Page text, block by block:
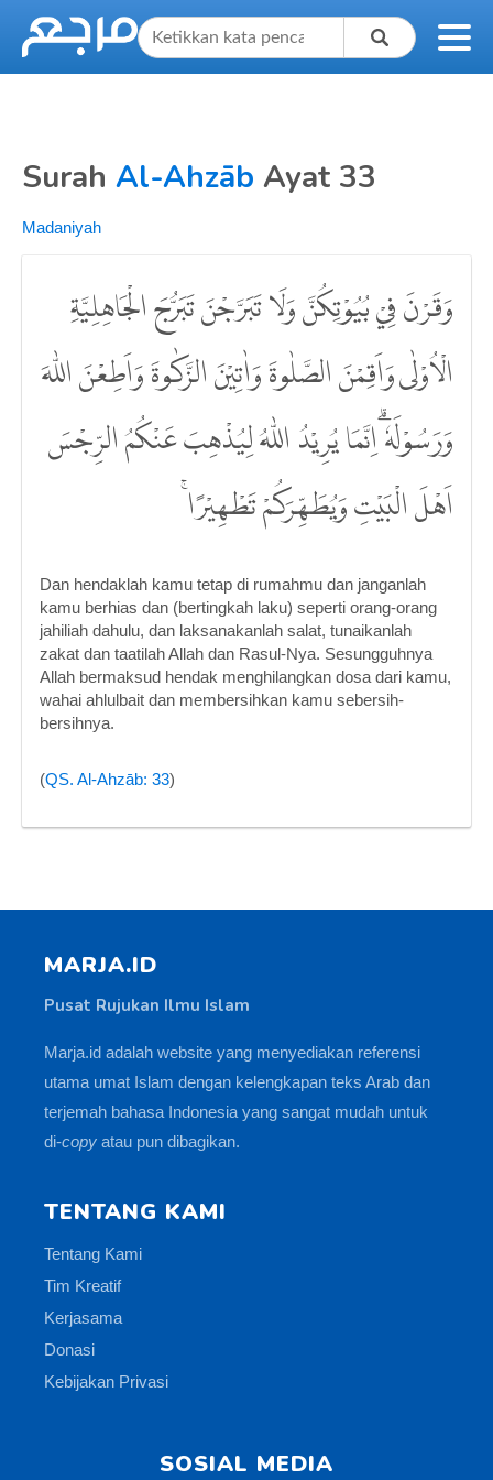
Surah Al-Ahzāb Ayat 33
Madaniyah
وَقَرْنَ فِيْ بُيُوْتِكُنَّ وَلَا تَبَرَّجْنَ تَبَرُّجَ الْجَاهِلِيَّةِ
الْاُوْلٰى وَاَقِمْنَ الصَّلٰوةَ وَاٰتِيْنَ الزَّكٰوةَ وَاَطِعْنَ اللّٰهَ
وَرَسُوْلَهٗ ۗاِنَّمَا يُرِيْدُ اللّٰهُ لِيُذْهِبَ عَنْكُمُ الرِّجْسَ
اَهْلَ الْبَيْتِ وَيُطَهِّرَكُمْ تَطْهِيْرًاۚ
Dan hendaklah kamu tetap di rumahmu dan janganlah
kamu berhias dan (bertingkah laku) seperti orang-orang
jahiliah dahulu, dan laksanakanlah salat, tunaikanlah
zakat dan taatilah Allah dan Rasul-Nya. Sesungguhnya
Allah bermaksud hendak menghilangkan dosa dari kamu,
wahai ahlulbait dan membersihkan kamu sebersih-
bersihnya.
(QS. Al-Ahzāb: 33)
MARJA.ID
Pusat Rujukan Ilmu Islam
Marja.id adalah website yang menyediakan referensi
utama umat Islam dengan kelengkapan teks Arab dan
terjemah bahasa Indonesia yang sangat mudah untuk
di-copy atau pun dibagikan.
TENTANG KAMI
Tentang Kami
Tim Kreatif
Kerjasama
Donasi
Kebijakan Privasi
SOSIAL MEDIA